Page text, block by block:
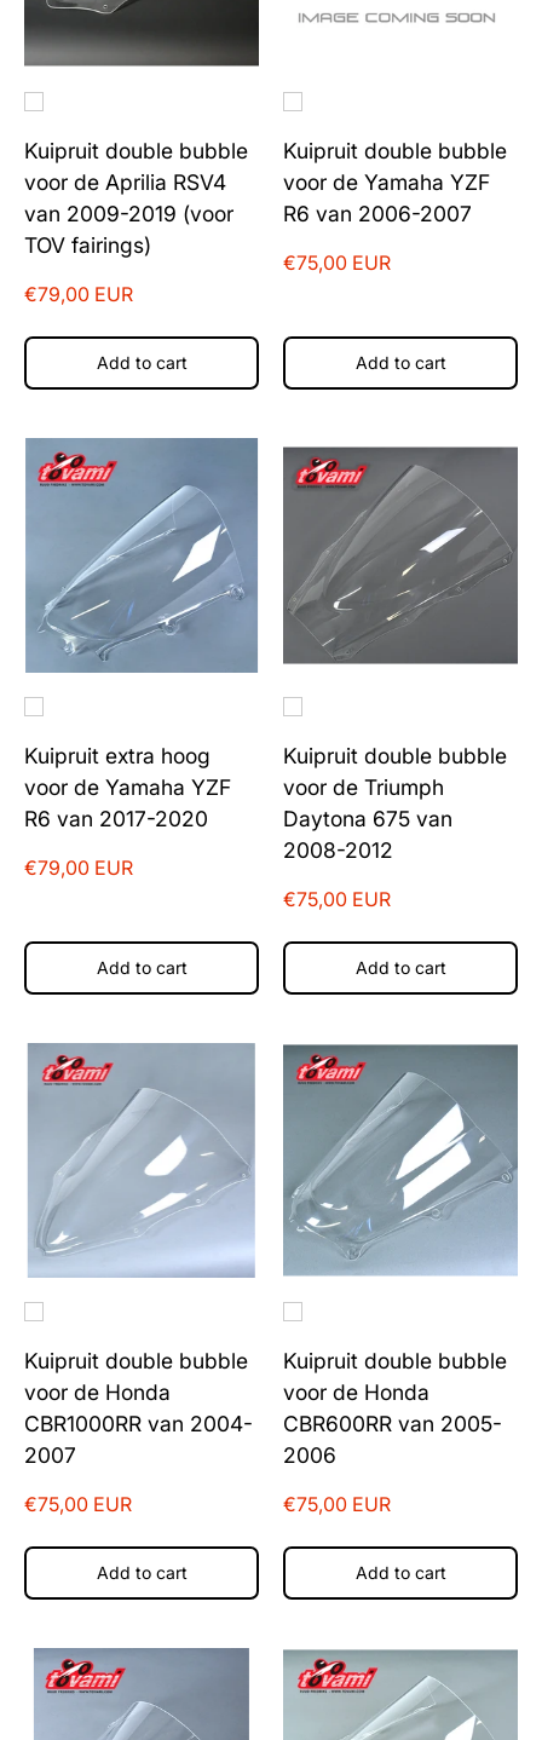
Kuipruit double bubble
voor de Aprilia RSV4
van 2009-2019 (voor
TOV fairings)
€79,00 EUR
Add to cart
Kuipruit double bubble
voor de Yamaha YZF
R6 van 2006-2007
€75,00 EUR
Add to cart
Kuipruit extra hoog
voor de Yamaha YZF
R6 van 2017-2020
€79,00 EUR
Add to cart
Kuipruit double bubble
voor de Triumph
Daytona 675 van
2008-2012
€75,00 EUR
Add to cart
Kuipruit double bubble
voor de Honda
CBR1000RR van 2004-
2007
€75,00 EUR
Add to cart
Kuipruit double bubble
voor de Honda
CBR600RR van 2005-
2006
€75,00 EUR
Add to cart